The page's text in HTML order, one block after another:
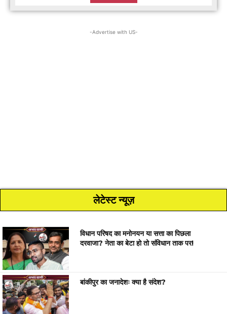
-Advertise with US-
लेटेस्ट न्यूज़
विधान परिषद का मनोनयन या सत्ता का पिछला
दरवाजा? नेता का बेटा हो तो संविधान ताक पर!
बांकीपुर का जनादेशः क्या है संदेश?